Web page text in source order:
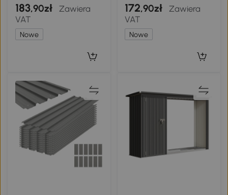
mrozoodporna szklarnia
foliowa ze stali 360 x 90 x
90 cm Zielona
183,90zł
Zawiera
VAT
Nowe
błyskawiczny,
mrozoodporna foliowa
szklarnia ze stali 360 x 90 x
90 cm Przezroczysta
172,90zł
Zawiera
VAT
Nowe